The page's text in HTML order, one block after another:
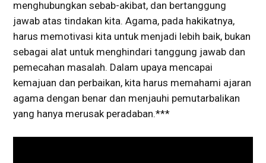
menghubungkan sebab-akibat, dan bertanggung
jawab atas tindakan kita. Agama, pada hakikatnya,
harus memotivasi kita untuk menjadi lebih baik, bukan
sebagai alat untuk menghindari tanggung jawab dan
pemecahan masalah. Dalam upaya mencapai
kemajuan dan perbaikan, kita harus memahami ajaran
agama dengan benar dan menjauhi pemutarbalikan
yang hanya merusak peradaban.***